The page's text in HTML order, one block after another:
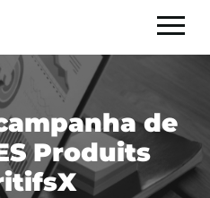
de
Produits